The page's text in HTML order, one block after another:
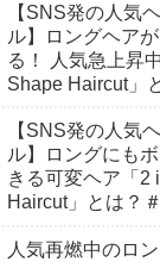
【SNS発の人気
ル】ロングヘアが
る！ 人気急上昇
Shape Haircut」
由♡
【SNS発の人気
ル】ロングにも
きる可変ヘア「2
Haircut」とは？
人気再燃中のロ